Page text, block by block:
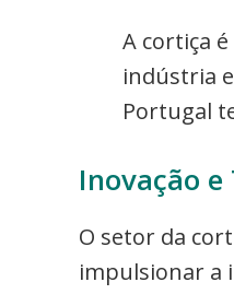
A cortiça
indústria
Portugal
Inovação
O setor da
impulsionar a